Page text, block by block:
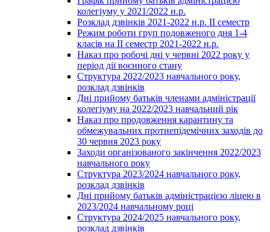
колегіуму у 2021/2022 н.р.
Розклад дзвінків 2021-2022 н.р. ІІ семестр
Режим роботи груп подовженого дня 1-4
класів на ІІ семестр 2021-2022 н.р.
Наказ про робочі дні у червні 2022 року у
період дії воєнного стану
Структура 2022/2023 навчального року,
розклад дзвінків
Дні прийому батьків членами адміністрації
колегіуму на 2022/2023 навчальний рік
Наказ про продовження карантину та
обмежувальних протиепідемічних заходів до
30 червня 2023 року
Заходи організованого закінчення 2022/2023
навчального року
Структура 2023/2024 навчального року,
розклад дзвінків
Дні прийому батьків адміністрацією ліцею в
2023/2024 навчальному році
Структура 2024/2025 навчального року,
розклад дзвінків